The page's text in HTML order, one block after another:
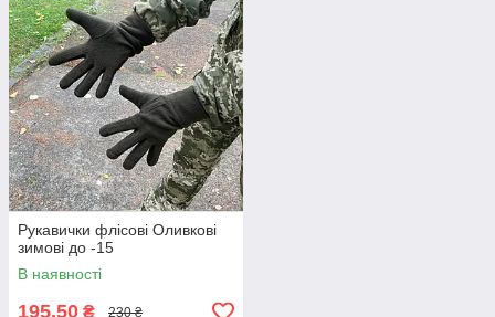
Рукавички флісові Оливкові
зимові до -15
В наявності
195,50 ₴ 230 ₴